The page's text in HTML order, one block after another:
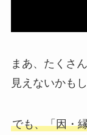
まあ、たくさ
見えないかも
でも、「因・